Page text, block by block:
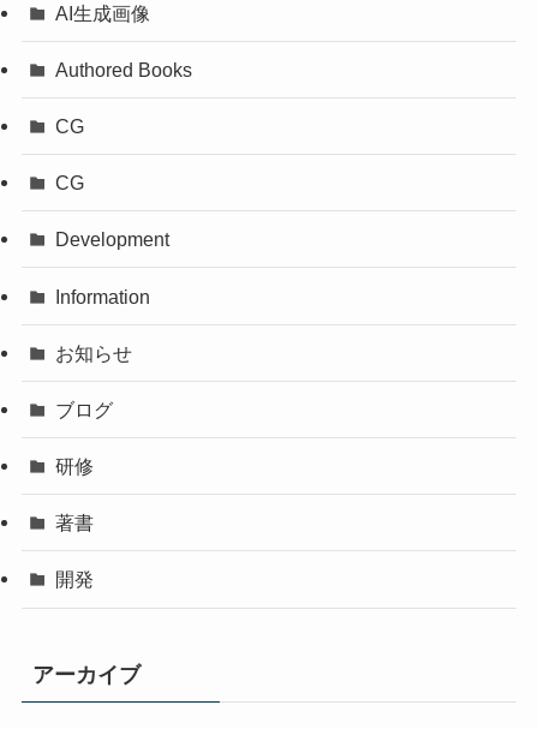
AI生成画像
Authored Books
CG
CG
Development
Information
お知らせ
ブログ
研修
著書
開発
アーカイブ